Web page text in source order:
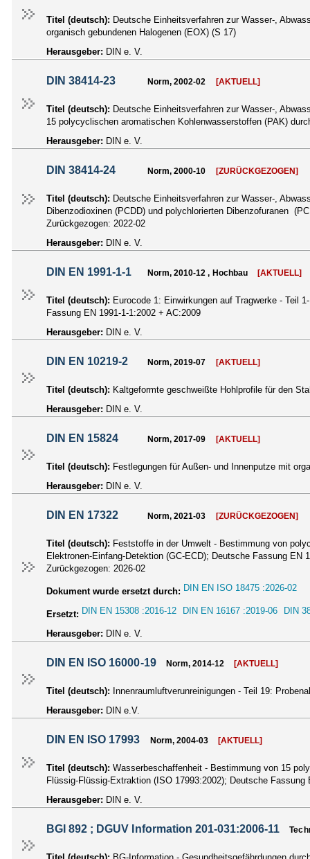
Titel (deutsch): Deutsche Einheitsverfahren zur Wasser-,
organisch gebundenen Halogenen (EOX) (S 17)
Herausgeber: DIN e. V.
DIN 38414-23 Norm, 2002-02 [AKTUELL]
Titel (deutsch): Deutsche Einheitsverfahren zur Wasser-,
15 polycyclischen aromatischen Kohlenwasserstoffen (PAK)
Herausgeber: DIN e. V.
DIN 38414-24 Norm, 2000-10 [ZURÜCKGEZOGEN]
Titel (deutsch): Deutsche Einheitsverfahren zur Wasser-,
Dibenzodioxinen (PCDD) und polychlorierten Dibenzofuranen
Zurückgezogen: 2022-02
Herausgeber: DIN e. V.
DIN EN 1991-1-1 Norm, 2010-12 , Hochbau [AKTUELL]
Titel (deutsch): Eurocode 1: Einwirkungen auf Tragwerke - Teil
Fassung EN 1991-1-1:2002 + AC:2009
Herausgeber: DIN e. V.
DIN EN 10219-2 Norm, 2019-07 [AKTUELL]
Titel (deutsch): Kaltgeformte geschweißte Hohlprofile für den
Herausgeber: DIN e. V.
DIN EN 15824 Norm, 2017-09 [AKTUELL]
Titel (deutsch): Festlegungen für Außen- und Innenputze mit
Herausgeber: DIN e. V.
DIN EN 17322 Norm, 2021-03 [ZURÜCKGEZOGEN]
Titel (deutsch): Feststoffe in der Umwelt - Bestimmung von
Elektronen-Einfang-Detektion (GC-ECD); Deutsche Fassung EN
Zurückgezogen: 2026-02
Dokument wurde ersetzt durch: DIN EN ISO 18475 :2026-02
Ersetzt: DIN EN 15308 :2016-12 DIN EN 16167 :2019-06 DIN
Herausgeber: DIN e. V.
DIN EN ISO 16000-19 Norm, 2014-12 [AKTUELL]
Titel (deutsch): Innenraumluftverunreinigungen - Teil 19:
Herausgeber: DIN e.V.
DIN EN ISO 17993 Norm, 2004-03 [AKTUELL]
Titel (deutsch): Wasserbeschaffenheit - Bestimmung von 15
Flüssig-Flüssig-Extraktion (ISO 17993:2002); Deutsche Fassung
Herausgeber: DIN e. V.
BGI 892 ; DGUV Information 201-031:2006-11